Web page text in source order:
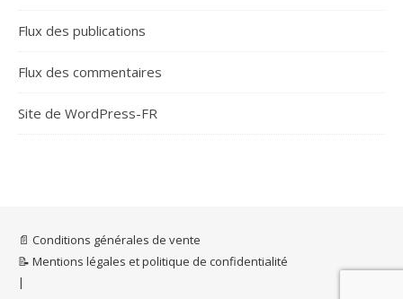
Flux des publications
Flux des commentaires
Site de WordPress-FR
📄 Conditions générales de vente
📝 Mentions légales et politique de confidentialité